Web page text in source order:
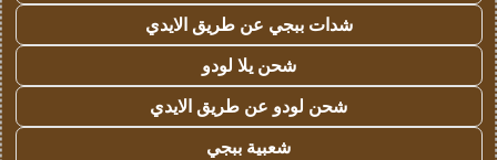
شدات ببجي عن طريق الايدي
شحن يلا لودو
شحن لودو عن طريق الايدي
شعبية ببجي